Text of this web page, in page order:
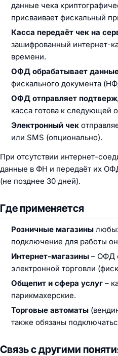
данные чека
присваивает фискальный
Касса передаёт чек на
зашифрованный интернет-
времени.
ОФД обрабатывает
фискального документа
ОФД отправляет
касса готова к следующей
Электронный чек
или SMS (опционально).
При отсутствии интернет-
данные в ФН и передаёт их
(не позднее 30 дней).
Где применяется
Розничные магазины
подключение для работы
Интернет-магазины – ОФД
электронной торговли
Общепит и сфера услуг –
парикмахерские.
Торговые автоматы
также обязаны
Связь с другими